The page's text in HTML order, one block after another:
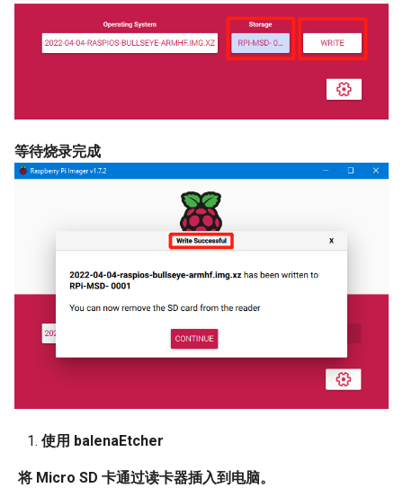
等待烧录完成
使用 balenaEtcher
​将 Micro SD 卡通过读卡器插入到电脑。